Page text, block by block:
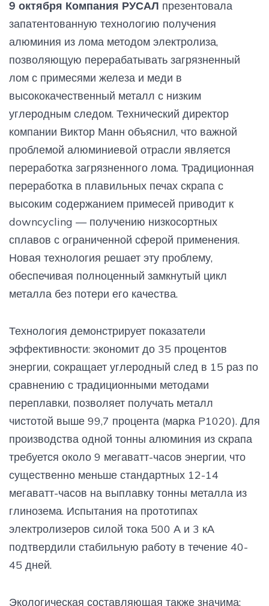
9 октября Компания РУСАЛ презентовала
запатентованную технологию получения
алюминия из лома методом электролиза,
позволяющую перерабатывать загрязненный
лом с примесями железа и меди в
высококачественный металл с низким
углеродным следом. Технический директор
компании Виктор Манн объяснил, что важной
проблемой алюминиевой отрасли является
переработка загрязненного лома. Традиционная
переработка в плавильных печах скрапа с
высоким содержанием примесей приводит к
downcycling — получению низкосортных
сплавов с ограниченной сферой применения.
Новая технология решает эту проблему,
обеспечивая полноценный замкнутый цикл
металла без потери его качества.
Технология демонстрирует показатели
эффективности: экономит до 35 процентов
энергии, сокращает углеродный след в 15 раз по
сравнению с традиционными методами
переплавки, позволяет получать металл
чистотой выше 99,7 процента (марка P1020). Для
производства одной тонны алюминия из скрапа
требуется около 9 мегаватт-часов энергии, что
существенно меньше стандартных 12-14
мегаватт-часов на выплавку тонны металла из
глинозема. Испытания на прототипах
электролизеров силой тока 500 А и 3 кА
подтвердили стабильную работу в течение 40-
45 дней.
Экологическая составляющая также значима: